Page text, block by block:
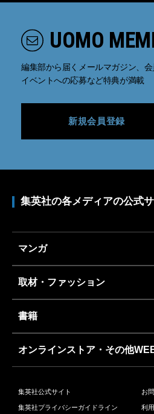
UOMO
編集部から届くメールマガジン、
イベントへの応募など特典が満載
新規会員登録
集英社の各メディアの公式
マンガ
取材・ファッション
書籍
オンラインストア・その他
集英社公式サイト お
集英社プライバシーガイドライン 利